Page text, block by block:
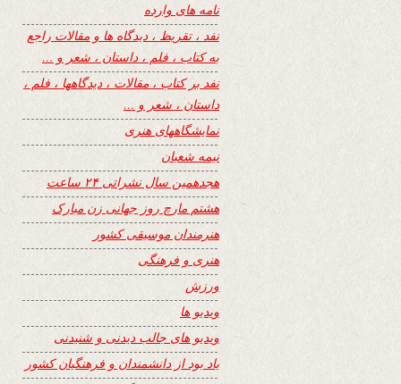
نامه های وارده
نفد ، تقریظ ، دیدگاه ها و مقالات راجع
به کتاب ، فلم ، داستان ، شعر و …
نفد بر کتاب ، مقالات ، دیدگاهها ، فلم ،
داستان ، شعر و …
نمایشگاههای هنری
نیمه شعبان
هجدهمین سال نشراتی ۲۴ ساعت
هشتم مارچ روز جهانی زن مبارک
هنرمندان موسیقی کشور
هنری و فرهنگی
ورزش
ویدیو ها
ویدیو های جالب دیدنی و شنیدنی
یاد بود از دانشمندان و فرهنگیان کشور